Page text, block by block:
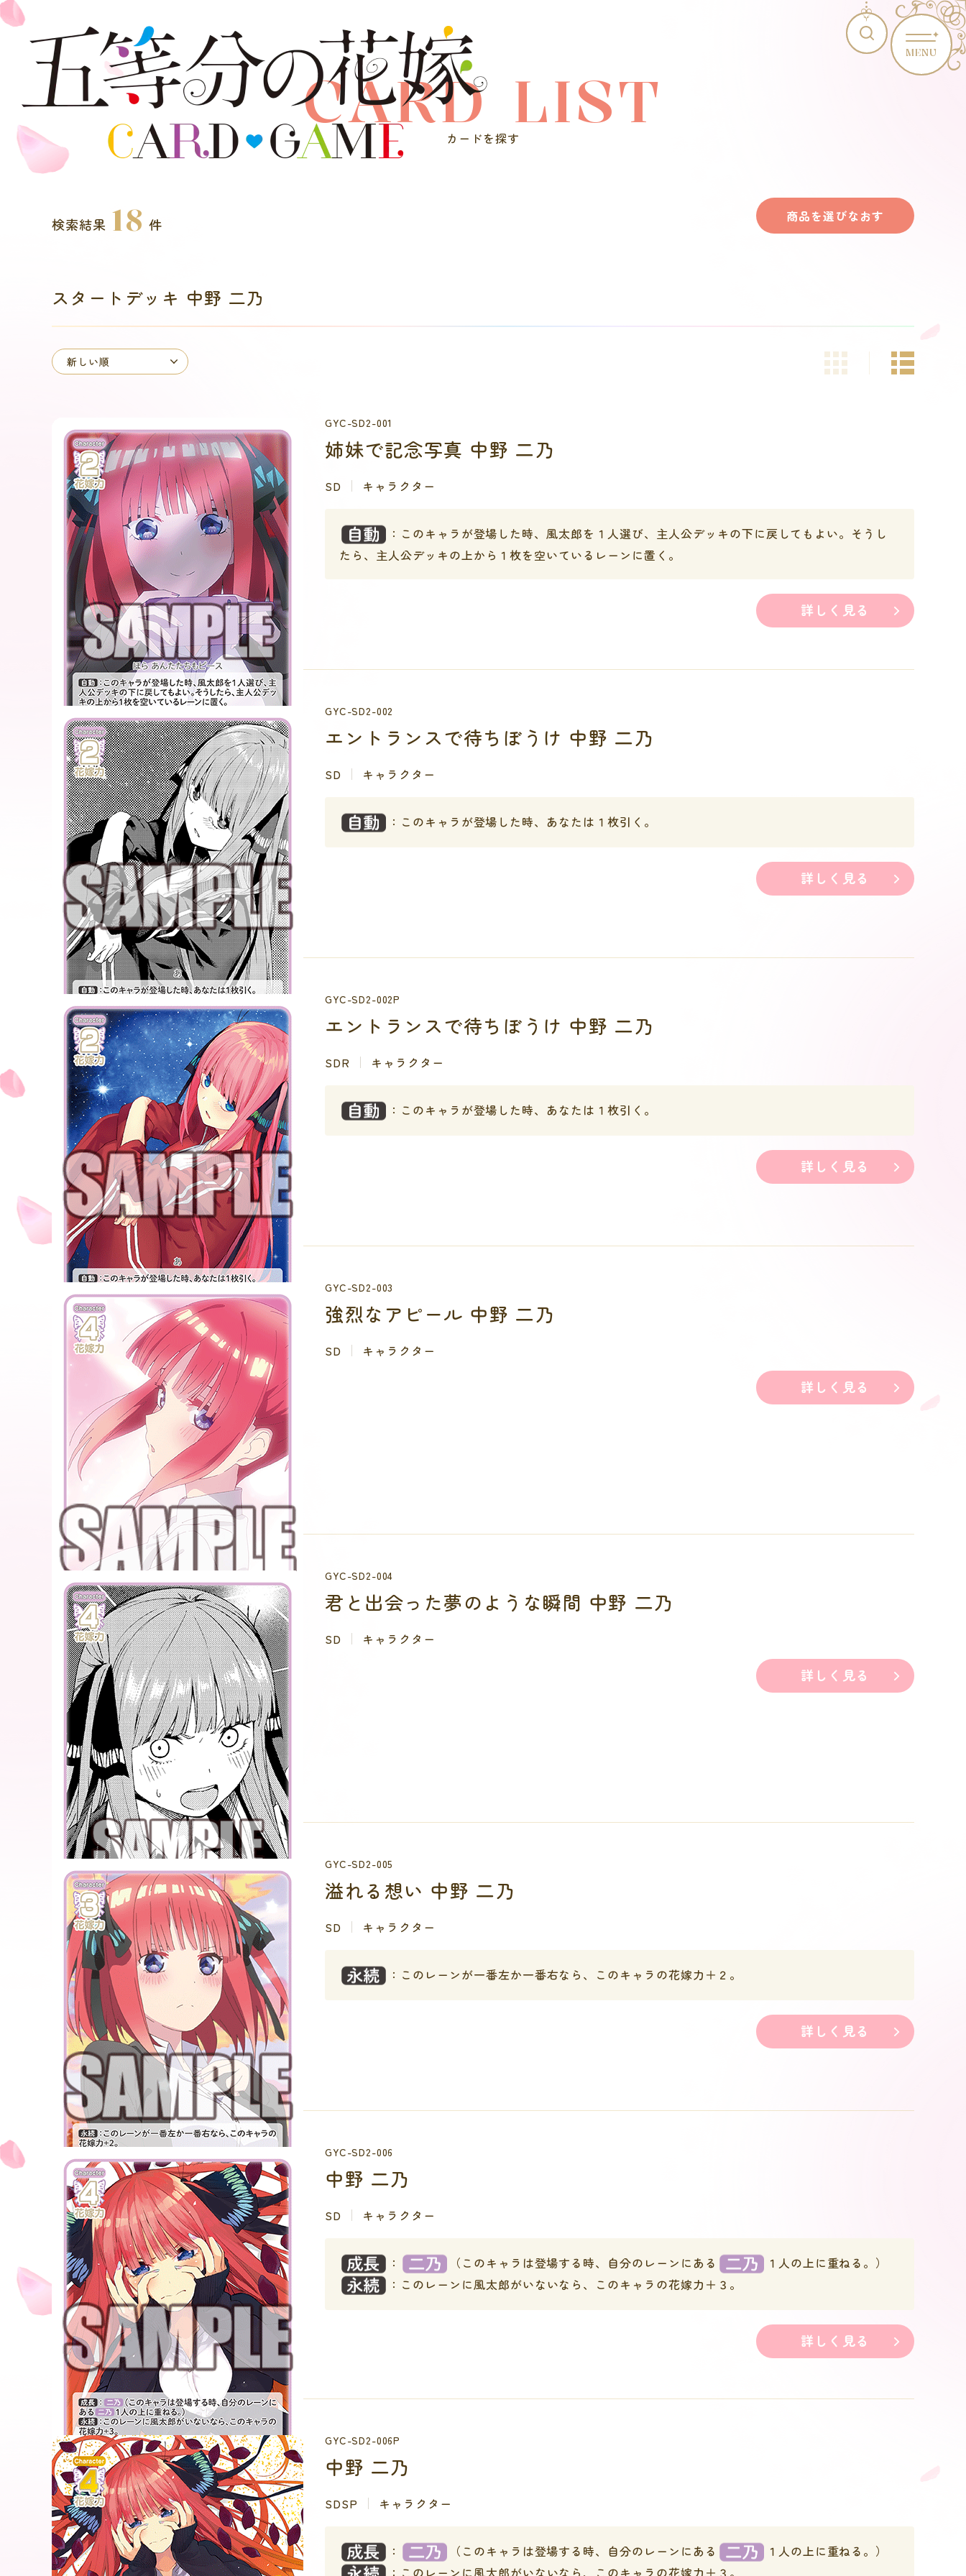
MENU
CARD LIST
カードを探す
検索結果 18 件 商品を選びなおす
スタートデッキ 中野 二乃
GYC-SD2-001
姉妹で記念写真 中野 二乃
SD キャラクター
：このキャラが登場した時、風太郎を１人選び、主人公デッキの下に戻してもよい。そうし
たら、主人公デッキの上から１枚を空いているレーンに置く。
詳しく見る
GYC-SD2-002
エントランスで待ちぼうけ 中野 二乃
SD キャラクター
：このキャラが登場した時、あなたは１枚引く。
詳しく見る
GYC-SD2-002P
エントランスで待ちぼうけ 中野 二乃
SDR キャラクター
：このキャラが登場した時、あなたは１枚引く。
詳しく見る
GYC-SD2-003
強烈なアピール 中野 二乃
SD キャラクター
詳しく見る
GYC-SD2-004
君と出会った夢のような瞬間 中野 二乃
SD キャラクター
詳しく見る
GYC-SD2-005
溢れる想い 中野 二乃
SD キャラクター
：このレーンが一番左か一番右なら、このキャラの花嫁力＋２。
詳しく見る
GYC-SD2-006
中野 二乃
SD キャラクター
： （このキャラは登場する時、自分のレーンにある
１人の上に重ねる。）
：このレーンに風太郎がいないなら、このキャラの花嫁力＋３。
詳しく見る
GYC-SD2-006P
中野 二乃
SDSP キャラクター
： （このキャラは登場する時、自分のレーンにある
１人の上に重ねる。）
：このレーンに風太郎がいないなら、このキャラの花嫁力＋３。